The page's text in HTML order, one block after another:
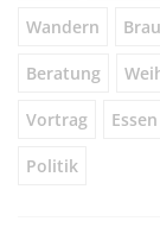
Wandern
Beratung
Vortrag Essen
Politik